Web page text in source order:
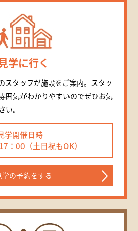
見学に行く
スタッフが施設をご案内。スタッ
囲気がわかりやすいのでぜひお気
。
学開催日時
：00（土日祝もOK）
学の予約をする